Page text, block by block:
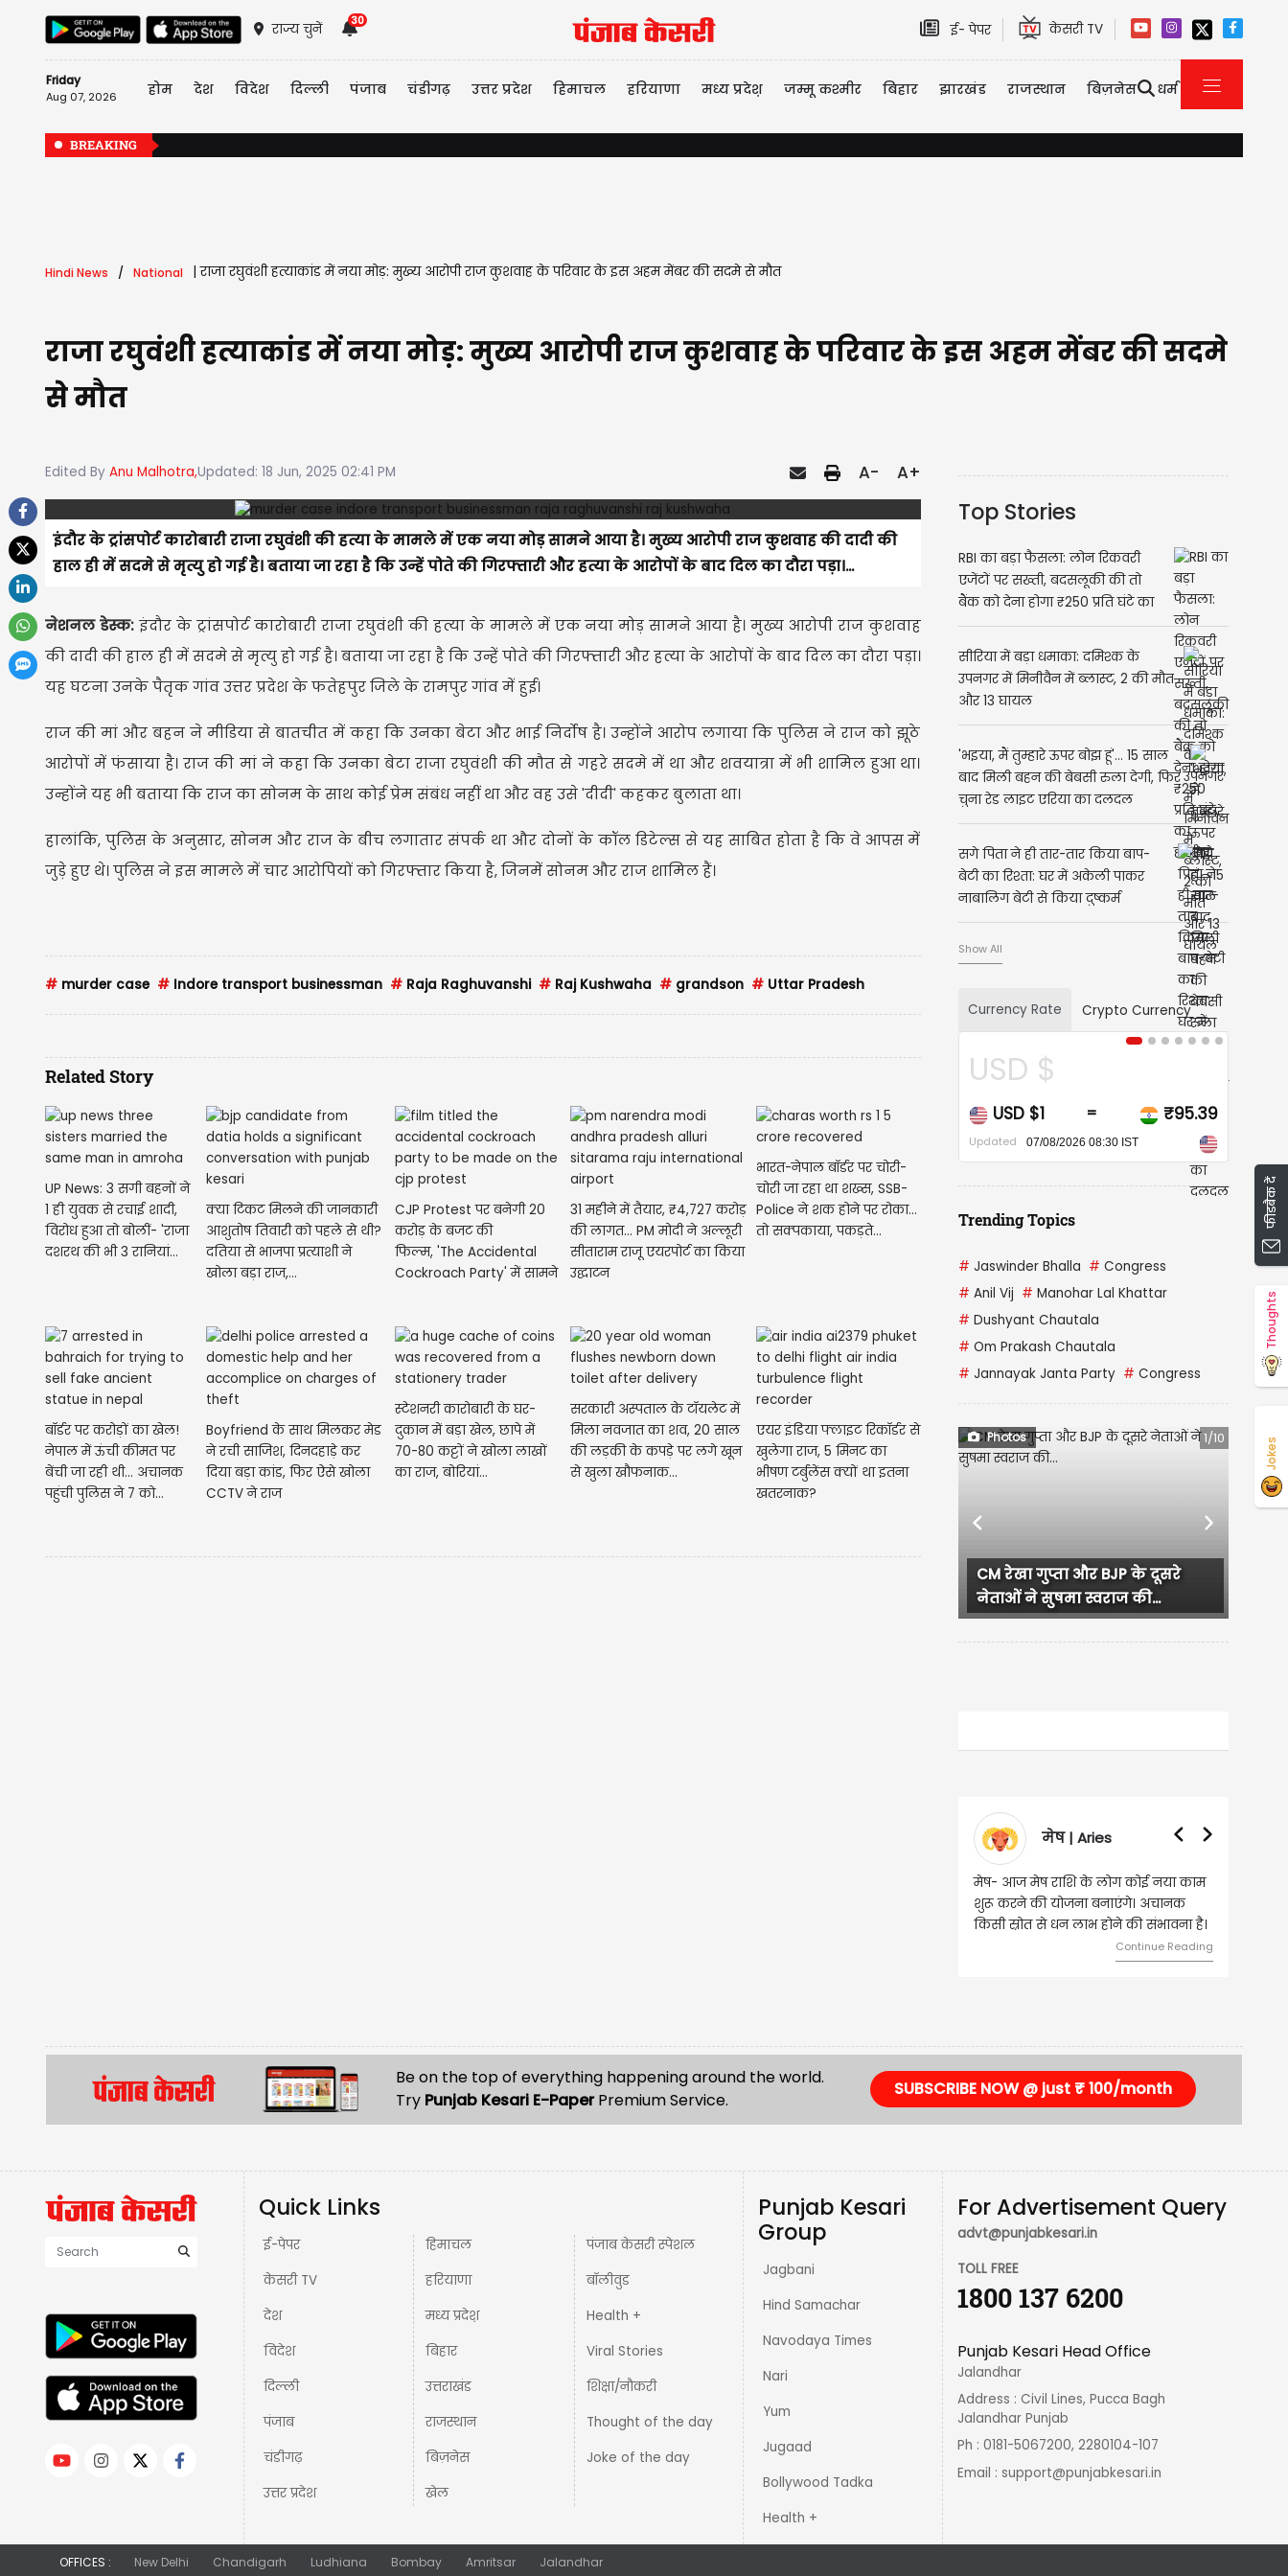
राज्य चुनें
30
ई- पेपर केसरी TV
Friday
Aug 07, 2026 होम देश विदेश दिल्ली पंजाब चंडीगढ़ उत्तर प्रदेश हिमाचल हरियाणा मध्य प्रदेश़ जम्मू कश्मीर बिहार झारखंड राजस्थान बिज़नेस धर्म
BREAKING
Hindi News National |राजा रघुवंशी हत्याकांड में नया मोड़: मुख्य आरोपी राज कुशवाह के परिवार के इस अहम मेंबर की सदमे से मौत
राजा रघुवंशी हत्याकांड में नया मोड़: मुख्य आरोपी राज कुशवाह के परिवार के इस अहम मेंबर की सदमे
से मौत
Edited By Anu Malhotra,Updated: 18 Jun, 2025 02:41 PM A- A+
इंदौर के ट्रांसपोर्ट कारोबारी राजा रघुवंशी की हत्या के मामले में एक नया मोड़ सामने आया है। मुख्य आरोपी राज कुशवाह की दादी की
हाल ही में सदमे से मृत्यु हो गई है। बताया जा रहा है कि उन्हें पोते की गिरफ्तारी और हत्या के आरोपों के बाद दिल का दौरा पड़ा।...
नेशनल डेस्क:इंदौर के ट्रांसपोर्ट कारोबारी राजा रघुवंशी की हत्या के मामले में एक नया मोड़ सामने आया है। मुख्य आरोपी राज कुशवाह
की दादी की हाल ही में सदमे से मृत्यु हो गई है। बताया जा रहा है कि उन्हें पोते की गिरफ्तारी और हत्या के आरोपों के बाद दिल का दौरा पड़ा।
यह घटना उनके पैतृक गांव उत्तर प्रदेश के फतेहपुर जिले के रामपुर गांव में हुई।
राज की मां और बहन ने मीडिया से बातचीत में कहा कि उनका बेटा और भाई निर्दोष है। उन्होंने आरोप लगाया कि पुलिस ने राज को झूठे
आरोपों में फंसाया है। राज की मां ने कहा कि उनका बेटा राजा रघुवंशी की मौत से गहरे सदमे में था और शवयात्रा में भी शामिल हुआ था।
उन्होंने यह भी बताया कि राज का सोनम के साथ कोई प्रेम संबंध नहीं था और वह उसे 'दीदी' कहकर बुलाता था।
हालांकि, पुलिस के अनुसार, सोनम और राज के बीच लगातार संपर्क था और दोनों के कॉल डिटेल्स से यह साबित होता है कि वे आपस में
जुड़े हुए थे। पुलिस ने इस मामले में चार आरोपियों को गिरफ्तार किया है, जिनमें सोनम और राज शामिल हैं।
# murder case # Indore transport businessman # Raja Raghuvanshi # Raj Kushwaha # grandson # Uttar Pradesh
Related Story
UP News: 3 सगी बहनों ने
1 ही युवक से रचाई शादी,
विरोध हुआ तो बोलीं- 'राजा
दशरथ की भी 3 रानियां...
क्या टिकट मिलने की जानकारी
आशुतोष तिवारी को पहले से थी?
दतिया से भाजपा प्रत्याशी ने
खोला बड़ा राज,...
CJP Protest पर बनेगी 20
करोड़ के बजट की
फिल्म, 'The Accidental
Cockroach Party' में सामने
31 महीने में तैयार, ₹4,727 करोड़
की लागत... PM मोदी ने अल्लूरी
सीताराम राजू एयरपोर्ट का किया
उद्घाटन
भारत-नेपाल बॉर्डर पर चोरी-
चोरी जा रहा था शख्स, SSB-
Police ने शक होने पर रोका...
तो सक्पकाया, पकड़ते...
बॉर्डर पर करोड़ों का खेल!
नेपाल में ऊंची कीमत पर
बेंची जा रही थी... अचानक
पहुंची पुलिस ने 7 को...
Boyfriend के साथ मिलकर मेड
ने रची साजिश, दिनदहाड़े कर
दिया बड़ा कांड, फिर ऐसे खोला
CCTV ने राज
स्टेशनरी कारोबारी के घर-
दुकान में बड़ा खेल, छापे में
70-80 कट्टों ने खोला लाखों
का राज, बोरियां...
सरकारी अस्पताल के टॉयलेट में
मिला नवजात का शव, 20 साल
की लड़की के कपड़े पर लगे खून
से खुला खौफनाक...
एयर इंडिया फ्लाइट रिकॉर्डर से
खुलेगा राज, 5 मिनट का
भीषण टर्बुलेंस क्यों था इतना
खतरनाक?
Top Stories
RBI का बड़ा फैसला: लोन रिकवरी
एजेंटों पर सख्ती, बदसलूकी की तो
बैंक को देना होगा ₹250 प्रति घंटे का
हर्जाना
सीरिया में बड़ा धमाका: दमिश्क के
उपनगर में मिनीवैन में ब्लास्ट, 2 की मौत
और 13 घायल
'भइया, मैं तुम्हारे ऊपर बोझ हूं'... 15 साल
बाद मिली बहन की बेबसी रुला देगी, फिर
चुना रेड लाइट एरिया का दलदल
सगे पिता ने ही तार-तार किया बाप-
बेटी का रिश्ता: घर में अकेली पाकर
नाबालिग बेटी से किया दुष्कर्म
Show All
Currency Rate Crypto Currency
USD $
USD $1 = ₹95.39
Updated 07/08/2026 08:30 IST
Trending Topics
# Jaswinder Bhalla # Congress
# Anil Vij # Manohar Lal Khattar
# Dushyant Chautala
# Om Prakash Chautala
# Jannayak Janta Party # Congress
Photos 1/10
CM रेखा गुप्ता और BJP के दूसरे
नेताओं ने सुषमा स्वराज की...
Previous Next
मेष | Aries
मेष- आज मेष राशि के लोग कोई नया काम
शुरू करने की योजना बनाएंगे। अचानक
किसी स्रोत से धन लाभ होने की संभावना है।
Continue Reading
Be on the top of everything happening around the world.
Try Punjab Kesari E-PaperPremium Service.
SUBSCRIBE NOW @ just ₹ 100/month
Quick Links
ई-पेपर
केसरी TV
देश
विदेश
दिल्ली
पंजाब
चंडीगढ़
उत्तर प्रदेश
हिमाचल
हरियाणा
मध्य प्रदेश़
बिहार
उत्तराखंड
राजस्थान
बिज़नेस
खेल
पंजाब केसरी स्पेशल
बॉलीवुड
Health +
Viral Stories
शिक्षा/नौकरी
Thought of the day
Joke of the day
Punjab Kesari
Group
Jagbani
Hind Samachar
Navodaya Times
Nari
Yum
Jugaad
Bollywood Tadka
Health +
For Advertisement Query
advt@punjabkesari.in
TOLL FREE
1800 137 6200
Punjab Kesari Head Office
Jalandhar
Address : Civil Lines, Pucca Bagh
Jalandhar Punjab
Ph : 0181-5067200, 2280104-107
Email :support@punjabkesari.in
OFFICES : New Delhi Chandigarh Ludhiana Bombay Amritsar Jalandhar
फीडबैक दें
Thoughts
Jokes